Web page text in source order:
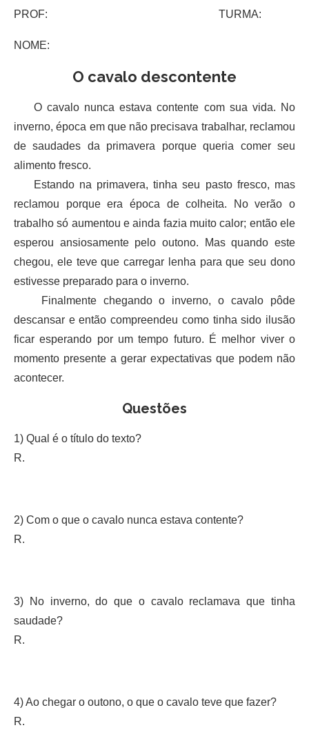
PROF: TURMA:
NOME:
O cavalo descontente
O cavalo nunca estava contente com sua vida. No
inverno, época em que não precisava trabalhar, reclamou
de saudades da primavera porque queria comer seu
alimento fresco.
Estando na primavera, tinha seu pasto fresco, mas
reclamou porque era época de colheita. No verão o
trabalho só aumentou e ainda fazia muito calor; então ele
esperou ansiosamente pelo outono. Mas quando este
chegou, ele teve que carregar lenha para que seu dono
estivesse preparado para o inverno.
Finalmente chegando o inverno, o cavalo pôde
descansar e então compreendeu como tinha sido ilusão
ficar esperando por um tempo futuro. É melhor viver o
momento presente a gerar expectativas que podem não
acontecer.
Questões
1) Qual é o título do texto?
R.
2) Com o que o cavalo nunca estava contente?
R.
3) No inverno, do que o cavalo reclamava que tinha
saudade?
R.
4) Ao chegar o outono, o que o cavalo teve que fazer?
R.